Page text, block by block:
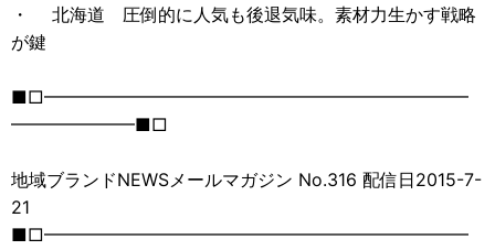
・ 北海道 圧倒的に人気も後退気味。素材力生かす戦略
が鍵
■□━━━━━━━━━━━━━━━━━━━━━━━━
━━━━━━━■□
地域ブランドNEWSメールマガジン No.316 配信日2015-7-
21
■□━━━━━━━━━━━━━━━━━━━━━━━━